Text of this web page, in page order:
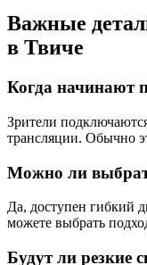
Важные
в Твиче
Когда начинают
Зрители
трансляции. Обычно
Можно ли
Да, доступен гибкий
можете выбрать
Будут ли резкие